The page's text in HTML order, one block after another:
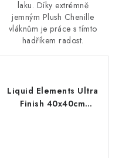
laku. Díky extrémně
jemným Plush Chenille
vláknům je práce s tímto
hadříkem radost.
Liquid Elements Ultra
Finish 40x40cm